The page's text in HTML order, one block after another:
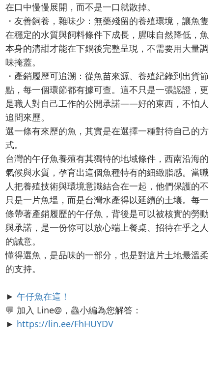
在口中慢慢展開，而不是一口就散掉。
・友善飼養，雜味少：無藥殘留的養殖環境，讓魚隻
在穩定的水質與飼料條件下成長，腥味自然降低，魚
本身的清甜才能在下鍋後完整呈現，不需要用大量調
味掩蓋。
・產銷履歷可追溯：從魚苗來源、養殖紀錄到出貨節
點，每一個環節都有據可查。這不只是一張認證，更
是職人對自己工作的公開承諾——好的東西，不怕人
追問來歷。
選一條有來歷的魚，其實是在選擇一種對待自己的方
式。
台灣的午仔魚養殖有其獨特的地域條件，西南沿海的
氣候與水質，孕育出這個魚種特有的細緻脂感。當職
人把養殖技術與環境意識結合在一起，他們保護的不
只是一片魚塭，而是台灣水產得以延續的土壤。每一
條帶著產銷履歷的午仔魚，背後是可以被核實的勞動
與承諾，是一份你可以放心端上餐桌、招待在乎之人
的誠意。
懂得選魚，是品味的一部分，也是對這片土地最溫柔
的支持。
►午仔魚在這！
💬 加入 Line@，鱻小編為您解答：
► https://lin.ee/FhHUYDV